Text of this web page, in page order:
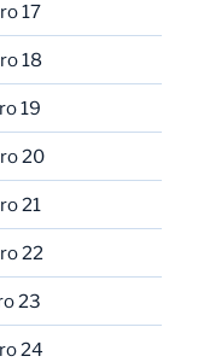
17
18
19
20
21
22
23
24